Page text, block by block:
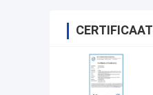
CERTIFICAAT